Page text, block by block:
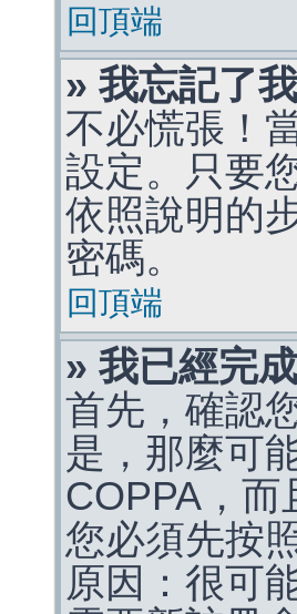
回頂端
» 我忘記了
不必慌張！
設定。只要
依照說明的
密碼。
回頂端
» 我已經完
首先，確認
是，那麼可
COPPA，
您必須先按
原因：很可